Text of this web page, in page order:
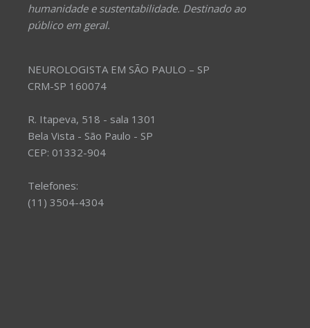
humanidade e sustentabilidade. Destinado ao
público em geral.
NEUROLOGISTA EM SÃO PAULO – SP
CRM-SP 160074
R. Itapeva, 518 - sala 1301
Bela Vista - São Paulo - SP
CEP: 01332-904
Telefones:
(11) 3504-4304